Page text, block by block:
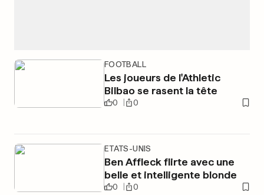
FOOTBALL
Les joueurs de l'Athletic
Bilbao se rasent la tête
0 0
ETATS-UNIS
Ben Affleck flirte avec une
belle et intelligente blonde
0 0